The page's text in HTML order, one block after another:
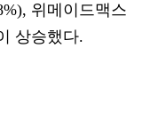
위메이드맥스
상승했다.